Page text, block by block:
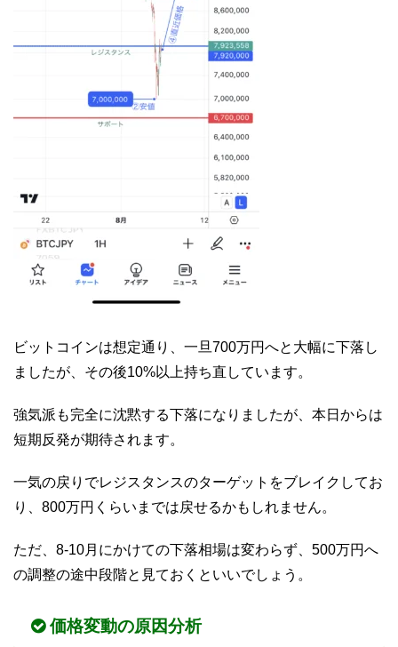
ビットコインは想定通り、一旦700万円へと大幅に下落し
ましたが、その後10%以上持ち直しています。
強気派も完全に沈黙する下落になりましたが、本日からは
短期反発が期待されます。
一気の戻りでレジスタンスのターゲットをブレイクしてお
り、800万円くらいまでは戻せるかもしれません。
ただ、8-10月にかけての下落相場は変わらず、500万円へ
の調整の途中段階と見ておくといいでしょう。
価格変動の原因分析